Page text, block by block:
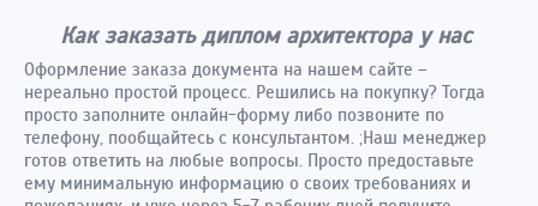
Как заказать диплом архитектора у нас
Оформление заказа документа на нашем сайте –
нереально простой процесс. Решились на покупку? Тогда
просто заполните онлайн-форму либо позвоните по
телефону, пообщайтесь с консультантом. ;Наш менеджер
готов ответить на любые вопросы. Просто предоставьте
ему минимальную информацию о своих требованиях и